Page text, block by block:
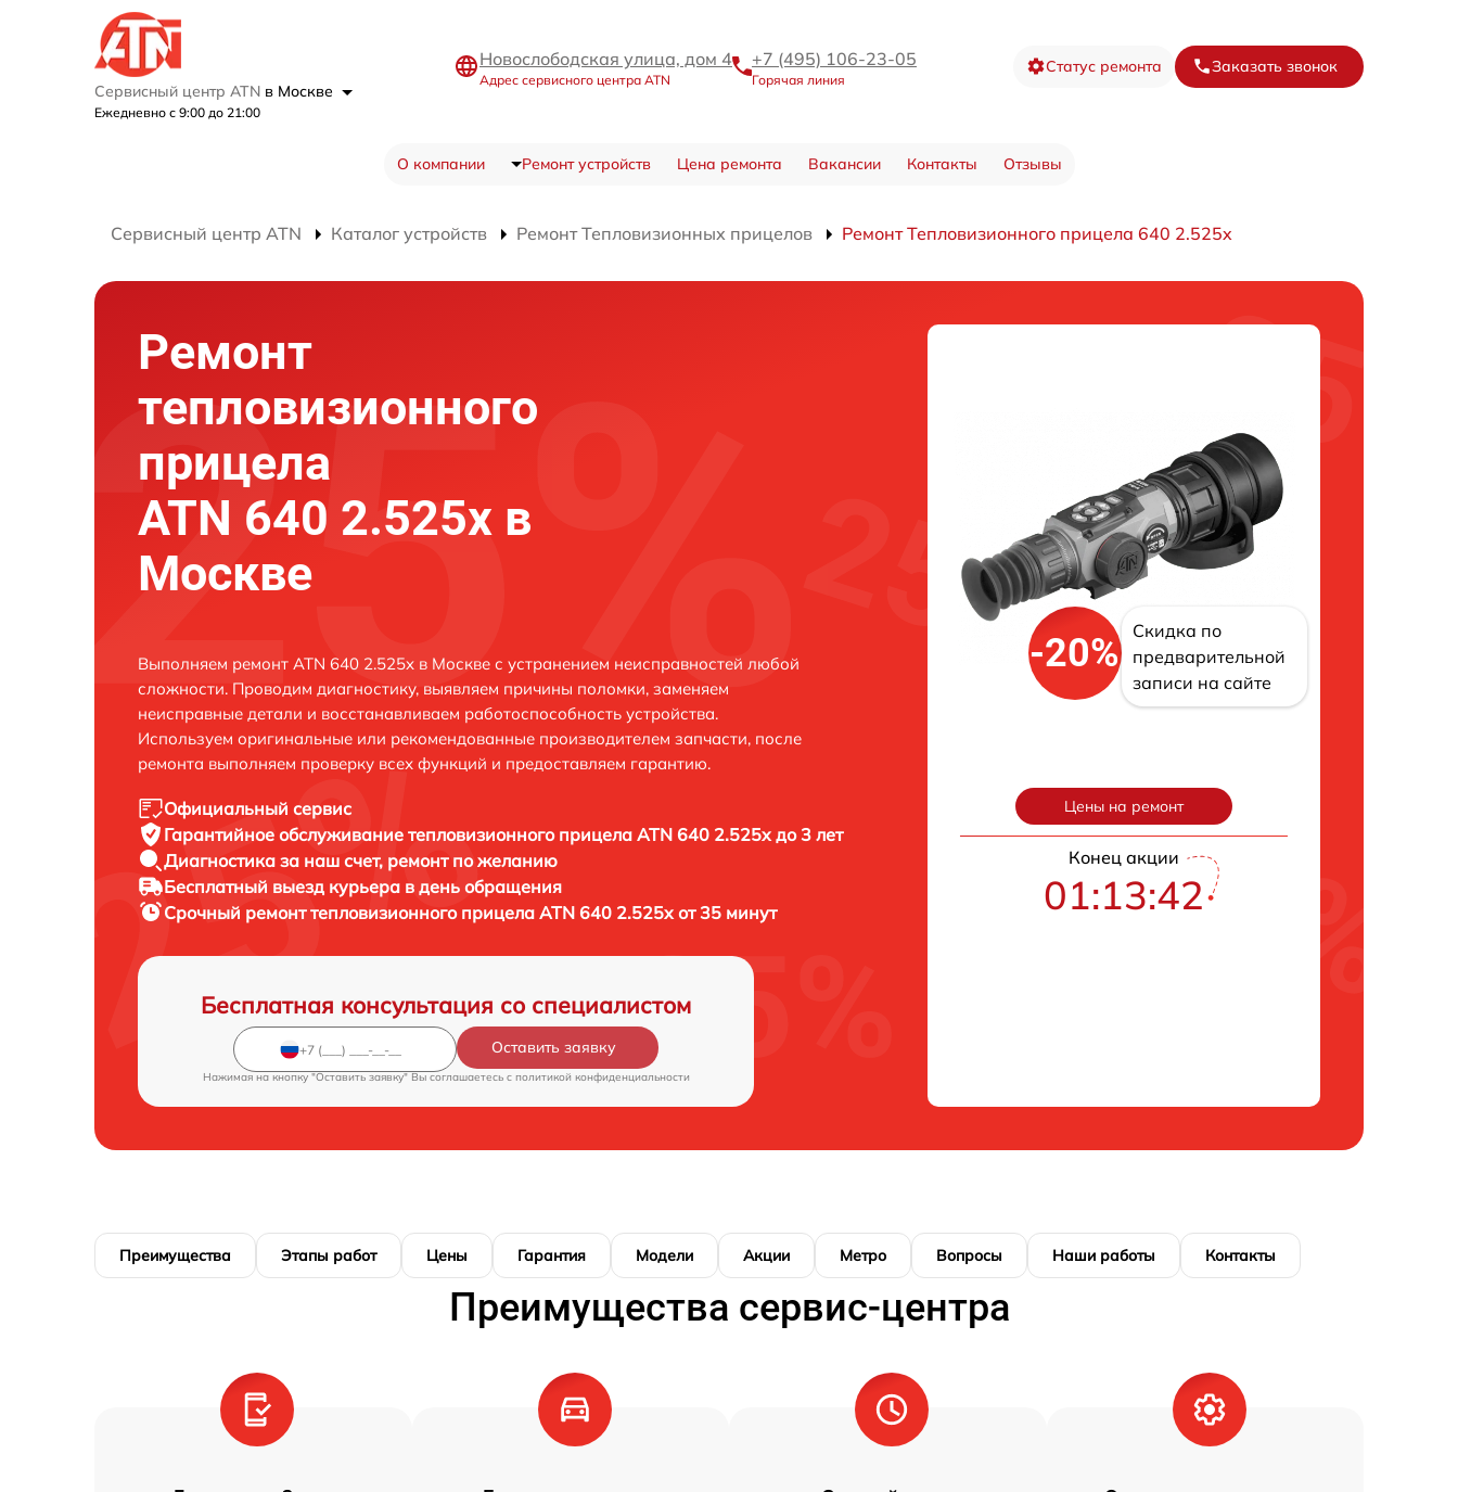
Сервисный центр ATN в Москве
Ежедневно с 9:00 до 21:00
Новослободская улица, дом 4
Адрес сервисного центра ATN
+7 (495) 106-23-05
Горячая линия
Статус ремонта Заказать звонок
О компании Ремонт устройств Цена ремонта Вакансии Контакты Отзывы
Сервисный центр ATN Каталог устройств Ремонт Тепловизионных прицелов Ремонт Тепловизионного прицела 640 2.525x
Ремонт
тепловизионного
прицела
ATN 640 2.525x в
Москве
Выполняем ремонт ATN 640 2.525x в Москве с устранением неисправностей любой
сложности. Проводим диагностику, выявляем причины поломки, заменяем
неисправные детали и восстанавливаем работоспособность устройства.
Используем оригинальные или рекомендованные производителем запчасти, после
ремонта выполняем проверку всех функций и предоставляем гарантию.
Официальный сервис
Гарантийное обслуживание тепловизионного прицела ATN 640 2.525x до 3 лет
Диагностика за наш счет, ремонт по желанию
Бесплатный выезд курьера в день обращения
Срочный ремонттепловизионного прицела ATN 640 2.525x от 35 минут
Бесплатная консультация со специалистом
Оставить заявку
Нажимая на кнопку "Оставить заявку" Вы соглашаетесь c политикой конфиденциальности
-20%
Скидка по
предварительной
записи на сайте
Цены на ремонт
Конец акции
01:13:41
Преимущества Этапы работ Цены Гарантия Модели Акции Метро Вопросы Наши работы Контакты
Преимущества сервис-центра